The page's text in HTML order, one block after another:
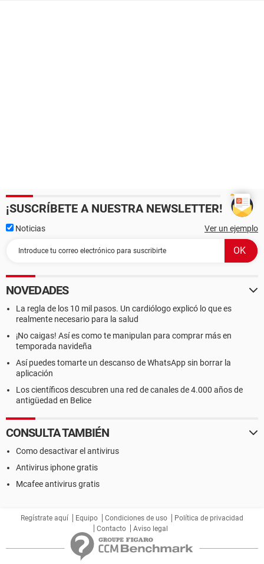
¡SUSCRÍBETE A NUESTRA NEWSLETTER!
Noticias Ver un ejemplo
NOVEDADES
La regla de los 10 mil pasos. Un cardiólogo explicó lo que es
realmente necesario para la salud
¡No caigas! Así es como te manipulan para comprar más en
temporada navideña
Así puedes tomarte un descanso de WhatsApp sin borrar la
aplicación
Los científicos descubren una red de canales de 4.000 años de
antigüedad en Belice
CONSULTA TAMBIÉN
Como desactivar el antivirus
Antivirus iphone gratis
Mcafee antivirus gratis
Regístrate aquí Equipo Condiciones de uso
Política de privacidad
Contacto
Aviso legal